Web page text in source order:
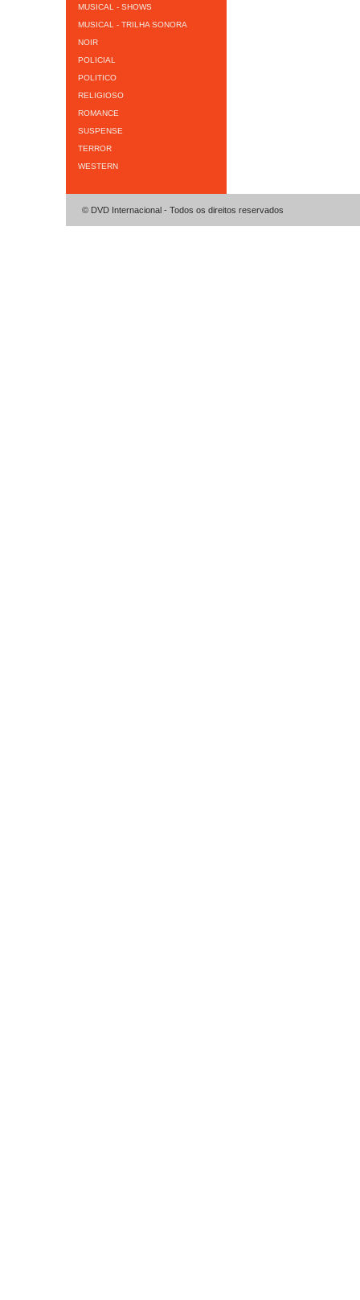
MUSICAL - SHOWS
MUSICAL - TRILHA SONORA
NOIR
POLICIAL
POLITICO
RELIGIOSO
ROMANCE
SUSPENSE
TERROR
WESTERN
© DVD Internacional - Todos os direitos reservados